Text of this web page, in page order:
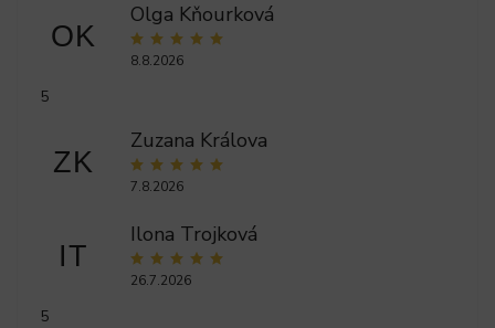
OK
Olga Kňourková
8.8.2026
5
ZK
Zuzana Králova
7.8.2026
IT
Ilona Trojková
26.7.2026
5